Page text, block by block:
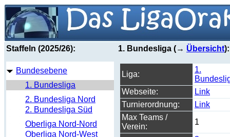
Staffeln (2025/26):
Bundesebene
1. Bundesliga
2. Bundesliga Nord
2. Bundesliga Süd
Oberliga Nord-Nord
Oberliga Nord-West
1. Bundesliga (→ Übersicht):
Liga:
1.
Webseite:
Link
Turnierordnung:
Link
Max Teams /
Verein:
1